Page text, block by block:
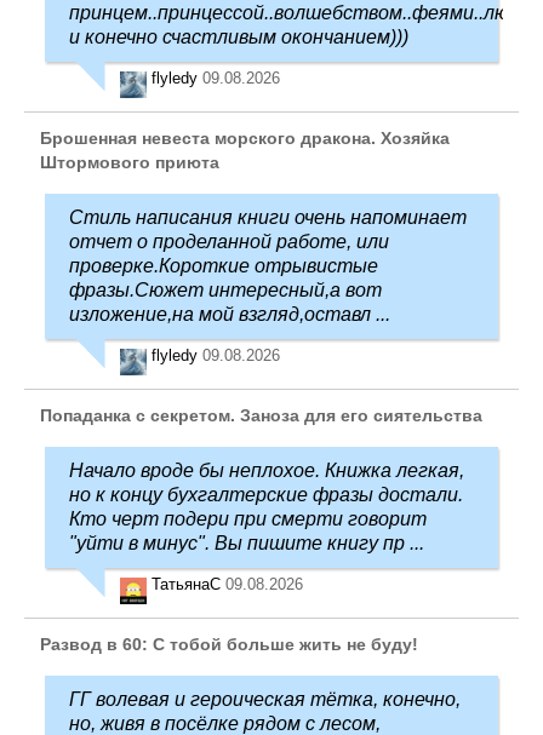
и конечно счастливым окончанием)))
flyledy 09.08.2026
Брошенная невеста морского дракона. Хозяйка
Штормового приюта
Стиль написания книги очень напоминает
отчет о проделанной работе, или
проверке.Короткие отрывистые
фразы.Сюжет интересный,а вот
изложение,на мой взгляд,оставл ...
flyledy 09.08.2026
Попаданка с секретом. Заноза для его сиятельства
Начало вроде бы неплохое. Книжка легкая,
но к концу бухгалтерские фразы достали.
Кто черт подери при смерти говорит
"уйти в минус". Вы пишите книгу пр ...
ТатьянаC 09.08.2026
Развод в 60: С тобой больше жить не буду!
ГГ волевая и героическая тётка, конечно,
но, живя в посёлке рядом с лесом,